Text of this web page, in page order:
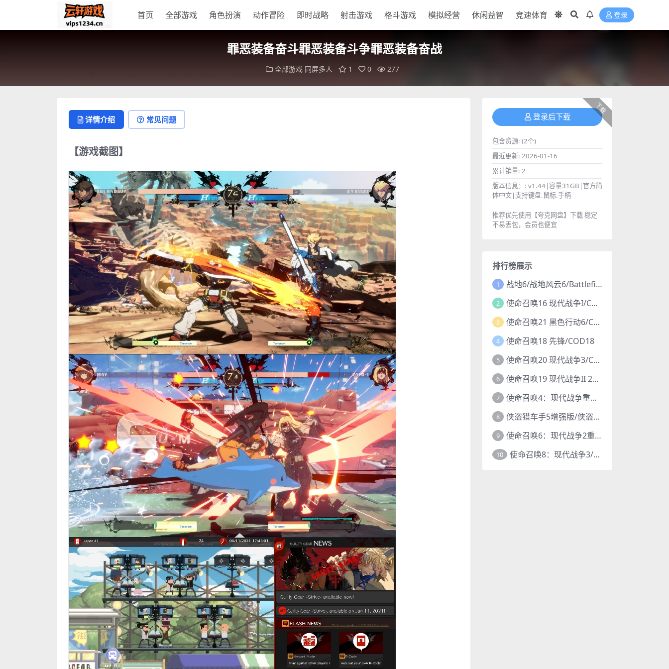
首页 全部游戏 角色扮演 动作冒险 即时战略 射击游戏 格斗游戏 模拟经营 休闲益智 竞速体育 登录
罪恶装备奋斗罪恶装备斗争罪恶装备奋战
全部游戏 同屏多人 1 0 277
详情介绍 常见问题
【游戏截图】
下载
登录后下载
包含资源: (2个)
最近更新: 2026-01-16
累计销量: 2
版本信息：: v1.44|容量31GB|官方简
体中文|支持键盘.鼠标.手柄
推荐优先使用【夸克网盘】下载 稳定
不易丢包，会员也便宜
排行榜展示
1 战地6/战地风云6/Battlefield 6
2 使命召唤16 现代战争I/COD16
3 使命召唤21 黑色行动6/COD21
4 使命召唤18 先锋/COD18
5 使命召唤20 现代战争3/COD20
6 使命召唤19 现代战争II 2022/COD19
7 使命召唤4：现代战争重制版/COD4
8 侠盗猎车手5增强版/侠盗飞车5增强版/GTA5增强版
9 使命召唤6：现代战争2重制版/COD6重置版
10 使命召唤8：现代战争3/COD8